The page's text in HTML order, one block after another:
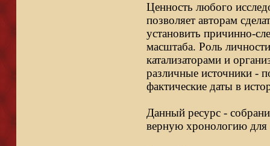
Ценность любого
позволяет авторам
установить причинно-
масштаба. Роль
катализаторами и
различные источники -
фактические даты в
Данный ресурс -
верную хронологию для